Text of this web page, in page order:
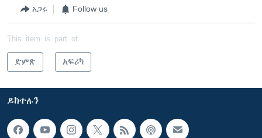
አጋሩ Follow us
This item is part of
ድምጽ አፍሪካ
ይከተሉን